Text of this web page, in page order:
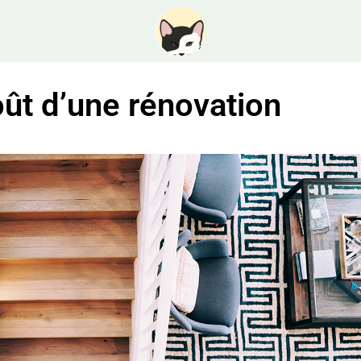
de surcharge. Économique, rapide et esthétique, la technique de
sur le coût d’une rénovation
fixe, il est influencé par plusieurs paramètres. Par exemple, la nouvelle
est un facteur déterminant. Selon que vous souhaitiez miser sur un
ou en spiral, vous n’allez pas mobiliser le même budget. Néanmoins,
le budget de la rénovation. Selon la longueur, la largeur et le nombre de
va fortement varier. La taille des marches va aussi compter. De
qui sera utilisé et la finition des marches. La configuration de l’escalier
coût final.
compte des variables :
non les limons et les contremarches,
en fonction du niveau de difficulté de l’escalier,